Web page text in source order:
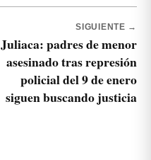
SIGUIENTE →
Juliaca: padres de menor
asesinado tras represión
policial del 9 de enero
siguen buscando justicia